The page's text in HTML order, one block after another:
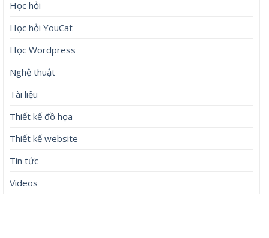
Học hỏi
Học hỏi YouCat
Học Wordpress
Nghệ thuật
Tài liệu
Thiết kế đồ họa
Thiết kế website
Tin tức
Videos